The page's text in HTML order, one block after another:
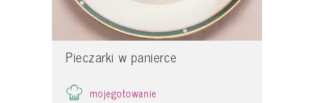
Pieczarki w panierce
mojegotowanie